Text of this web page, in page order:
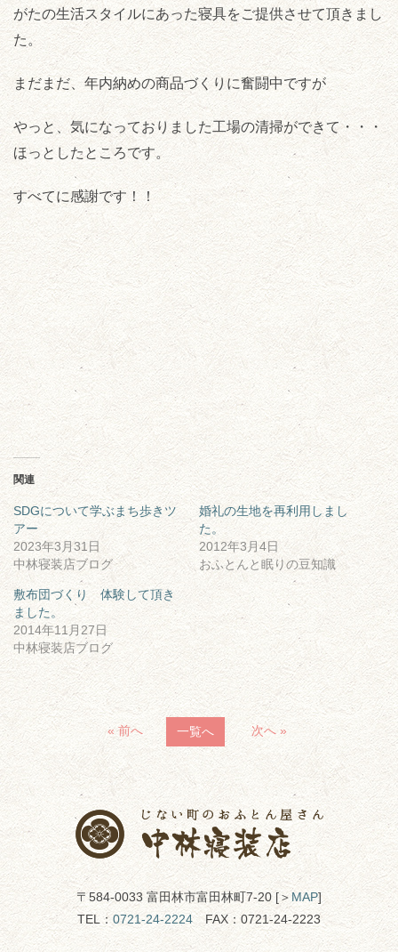
がたの生活スタイルにあった寝具をご提供させて頂きまし
た。
まだまだ、年内納めの商品づくりに奮闘中ですが
やっと、気になっておりました工場の清掃ができて・・・
ほっとしたところです。
すべてに感謝です！！
関連
SDGについて学ぶまち歩きツ
アー
2023年3月31日
中林寝装店ブログ
婚礼の生地を再利用しまし
た。
2012年3月4日
おふとんと眠りの豆知識
敷布団づくり 体験して頂き
ました。
2014年11月27日
中林寝装店ブログ
« 前へ 一覧へ 次へ »
〒584-0033 富田林市富田林町7-20 [＞MAP]
TEL： 0721-24-2224FAX：0721-24-2223